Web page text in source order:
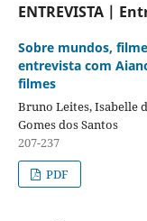
ENTREVISTA |
Sobre mundos,
entrevista com
filmes
Bruno Leites, Isabelle
Gomes dos Santos
207-237
PDF